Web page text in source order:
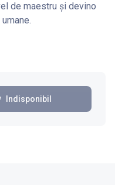
de maestru și devino
Indisponibil